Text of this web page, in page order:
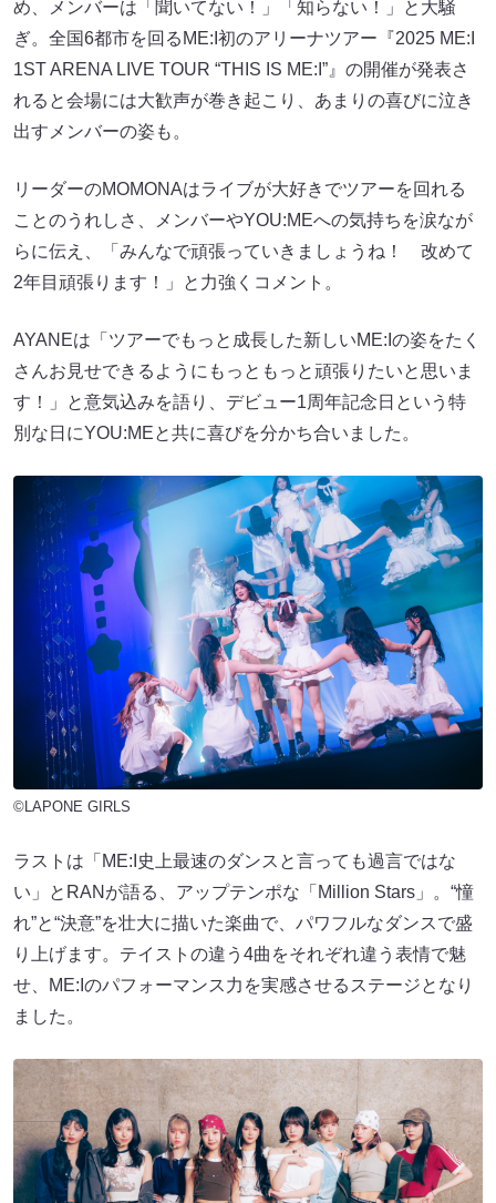
め、メンバーは「聞いてない！」「知らない！」と大騒
ぎ。全国6都市を回るME:I初のアリーナツアー『2025 ME:I
1ST ARENA LIVE TOUR “THIS IS ME:I”』の開催が発表さ
れると会場には大歓声が巻き起こり、あまりの喜びに泣き
出すメンバーの姿も。
リーダーのMOMONAはライブが大好きでツアーを回れる
ことのうれしさ、メンバーやYOU:MEへの気持ちを涙なが
らに伝え、「みんなで頑張っていきましょうね！ 改めて
2年目頑張ります！」と力強くコメント。
AYANEは「ツアーでもっと成長した新しいME:Iの姿をたく
さんお見せできるようにもっともっと頑張りたいと思いま
す！」と意気込みを語り、デビュー1周年記念日という特
別な日にYOU:MEと共に喜びを分かち合いました。
©LAPONE GIRLS
ラストは「ME:I史上最速のダンスと言っても過言ではな
い」とRANが語る、アップテンポな「Million Stars」。“憧
れ”と“決意”を壮大に描いた楽曲で、パワフルなダンスで盛
り上げます。テイストの違う4曲をそれぞれ違う表情で魅
せ、ME:Iのパフォーマンス力を実感させるステージとなり
ました。